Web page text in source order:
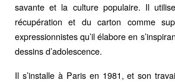
savante et la culture populaire. Il
récupération et du carton comme
expressionnistes qu’il élabore en
dessins d’adolescence.
Il s’installe à Paris en 1981, et son